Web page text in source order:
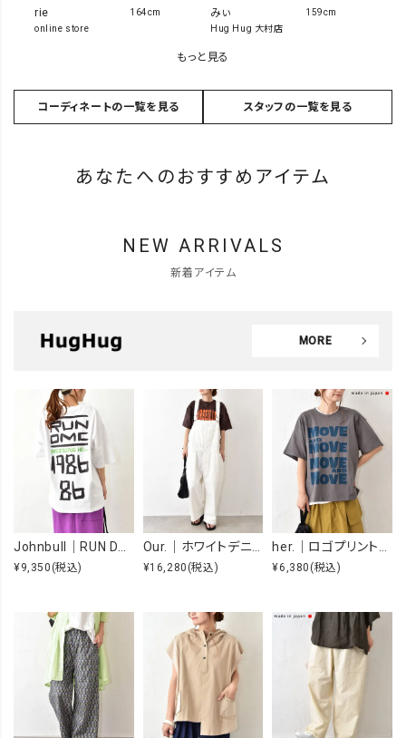
rie
online store
164cm
みぃ
Hug Hug 大村店
159cm
もっと見る
コーディネートの一覧を見る スタッフの一覧を見る
あなたへのおすすめアイテム
NEW ARRIVALS
新着アイテム
MORE
Johnbull｜RUN DMC RAISING HELL Tee [[JT263C39]][C]
¥9,350 (税込)
Our.｜ホワイトデニムオーバーオール [[Our-022-1]][C]
¥16,280 (税込)
her.｜ロゴプリントTee [[MTAH604-0721]][C]
¥6,380 (税込)